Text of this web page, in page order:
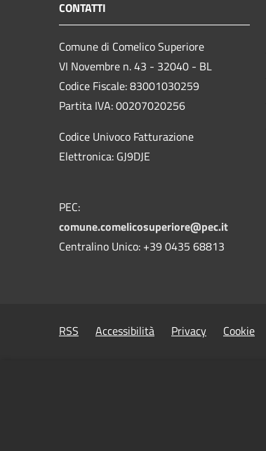
CONTATTI
Comune di Comelico Superiore
VI Novembre n. 43 - 32040 - BL
Codice Fiscale: 83001030259
Partita IVA: 00207020256
Codice Univoco Fatturazione
Elettronica: GJ9DJE
PEC:
comune.comelicosuperiore@pec.it
Centralino Unico: +39 0435 68813
RSS Accessibilità Privacy Cookie